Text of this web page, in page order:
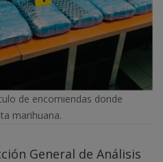
de encomiendas donde
marihuana.
General de Análisis